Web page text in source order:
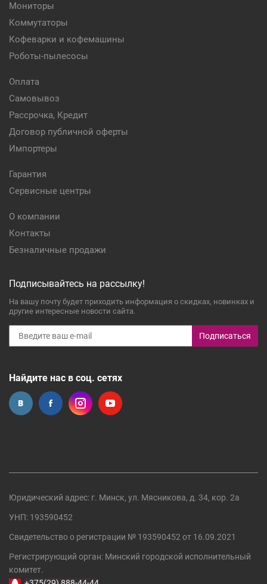
Мониторы
Коммутаторы
Кофеварки и кофемашины
Роботы-пылесосы
Оплата
Самовывоз
Рассрочка, Кредит
Договор публичной оферты
Импортеры
Гарантия
Сервисные центры
О компании
Контакты
Безналичные продажи
Подписывайтесь на рассылку!
На вашу почту будет приходить информация о скидках, новинках и
другие интересные новости сайта.
Подписаться
Найдите нас в соц. сетях
Юридический адрес: г. Минск, ул. Мясникова, д. 34, кор. 2а
УНП: 193590452
Свидетельство о регистрации № 193590452 от 16.09.2021
Регистрирующий орган: Минский городской исполнительный
комитет.